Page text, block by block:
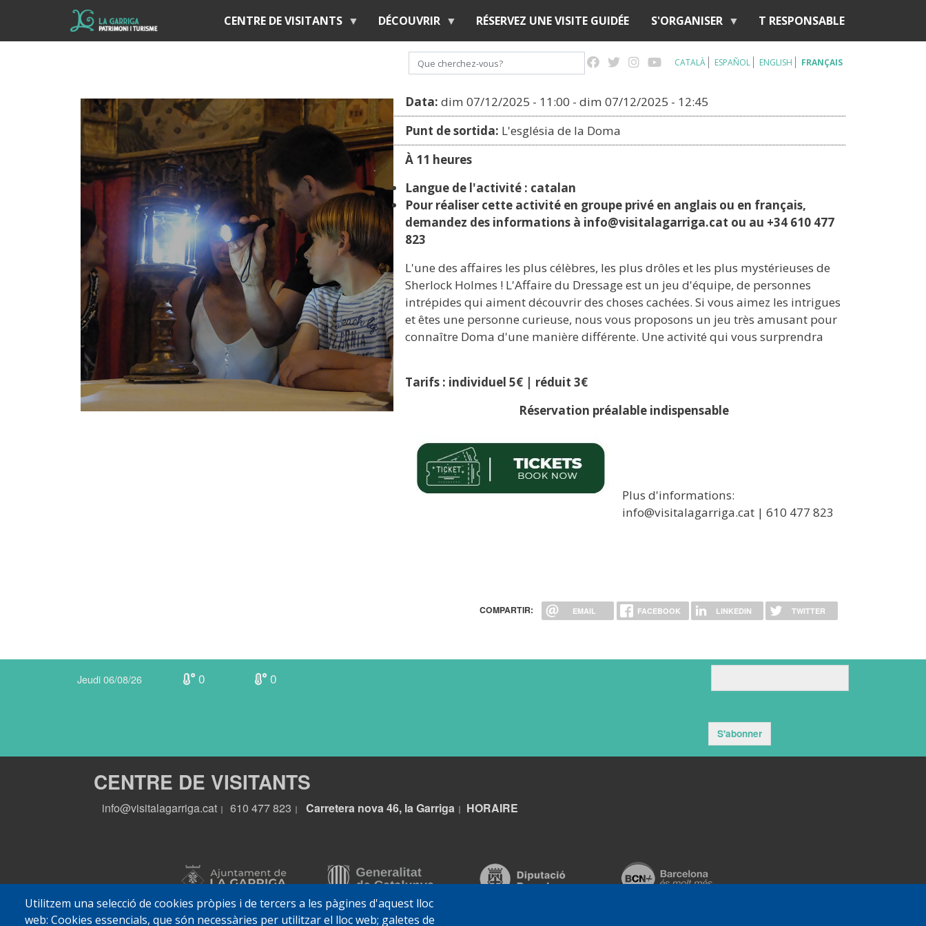
contenu
principal
CENTRE DE VISITANTS DÉCOUVRIR RÉSERVEZ UNE VISITE GUIDÉE S'ORGANISER T RESPONSABLE
CATALÀ ESPAÑOL ENGLISH FRANÇAIS
Rechercher
Data: dim 07/12/2025 - 11:00 -dim 07/12/2025 - 12:45
Punt de sortida: L'església de la Doma
À 11 heures
Langue de l'activité : catalan
Pour réaliser cette activité en groupe privé en anglais ou en français,
demandez des informations à info@visitalagarriga.cat ou au +34 610 477
823
L'une des affaires les plus célèbres, les plus drôles et les plus mystérieuses de
Sherlock Holmes ! L'Affaire du Dressage est un jeu d'équipe, de personnes
intrépides qui aiment découvrir des choses cachées. Si vous aimez les intrigues
et êtes une personne curieuse, nous vous proposons un jeu très amusant pour
connaître Doma d'une manière différente. Une activité qui vous surprendra
Tarifs : individuel 5€ | réduit 3€
Réservation préalable indispensable
Image
Plus d'informations:
info@visitalagarriga.cat | 610 477 823
COMPARTIR: EMAIL FACEBOOK LINKEDIN TWITTER
Utilitzem una selecció de cookies pròpies i de tercers a les pàgines d'aquest lloc
web: Cookies essencials, que són necessàries per utilitzar el lloc web; galetes de
Jeudi 06/08/26 0 0
S'abonner
CENTRE DE VISITANTS
info@visitalagarriga.cat 610 477 823 Carretera nova 46, la Garriga HORAIRE